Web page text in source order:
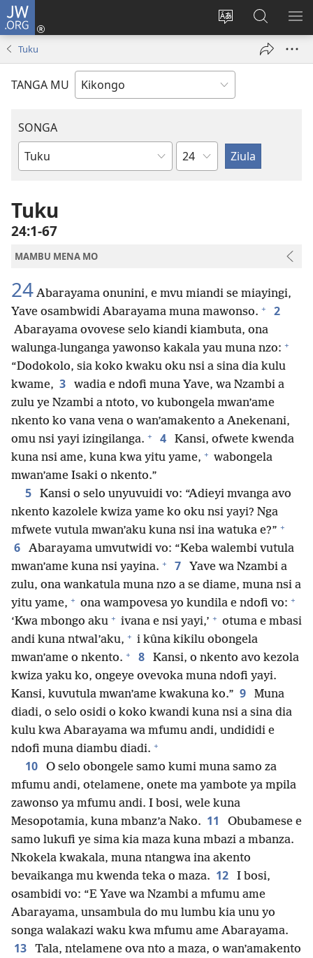
JW.ORG
Soba
nding'a
Kota
(opens
Vavulula
muna
JW.ORG
Tuku
TANGA MU
SONGA
Bible
Kapu
Tuku
24:1-67
MAMBU MENA MO
24 Abarayama onunini, e mvu miandi se miayingi,
Yave osambwidi Abarayama muna mawonso. + 2
Abarayama ovovese selo kiandi kiambuta, ona
walunga-lunganga yawonso kakala yau muna nzo: +
“Dodokolo, sia koko kwaku oku nsi a sina dia kulu
kwame, 3
wadia e ndofi muna Yave, wa Nzambi a
zulu ye Nzambi a ntoto, vo kubongela mwan’ame
nkento ko vana vena o wan’amakento a Anekenani,
omu nsi yayi izingilanga. + 4
Kansi, ofwete kwenda
kuna nsi ame, kuna kwa yitu yame, + wabongela
mwan’ame Isaki o nkento.”
5
Kansi o selo unyuvuidi vo: “Adieyi mvanga avo
nkento kazolele kwiza yame ko oku nsi yayi? Nga
mfwete vutula mwan’aku kuna nsi ina watuka e?” +
6
Abarayama umvutwidi vo: “Keba walembi vutula
mwan’ame kuna nsi yayina. + 7
Yave wa Nzambi a
zulu, ona wankatula muna nzo a se diame, muna nsi a
yitu yame, + ona wampovesa yo kundila e ndofi vo: +
‘Kwa mbongo aku + ivana e nsi yayi,’ + otuma e mbasi
andi kuna ntwal’aku, + i kûna kikilu obongela
mwan’ame o nkento. + 8
Kansi, o nkento avo kezola
kwiza yaku ko, ongeye ovevoka muna ndofi yayi.
Kansi, kuvutula mwan’ame kwakuna ko.” 9
Muna
diadi, o selo osidi o koko kwandi kuna nsi a sina dia
kulu kwa Abarayama wa mfumu andi, undididi e
ndofi muna diambu diadi. +
10
O selo obongele samo kumi muna samo za
mfumu andi, otelamene, onete ma yambote ya mpila
zawonso ya mfumu andi. I bosi, wele kuna
Mesopotamia, kuna mbanz’a Nako. 11
Obubamese e
samo lukufi ye sima kia maza kuna mbazi a mbanza.
Nkokela kwakala, muna ntangwa ina akento
bevaikanga mu kwenda teka o maza. 12
I bosi,
osambidi vo: “E Yave wa Nzambi a mfumu ame
Abarayama, unsambula do mu lumbu kia unu yo
songa walakazi waku kwa mfumu ame Abarayama.
13
Tala, ntelamene ova nto a maza, o wan’amakento